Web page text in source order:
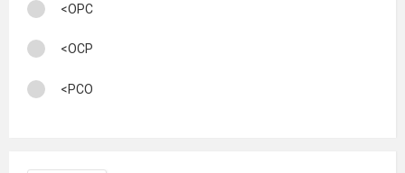
<OPC
<OCP
<PCO